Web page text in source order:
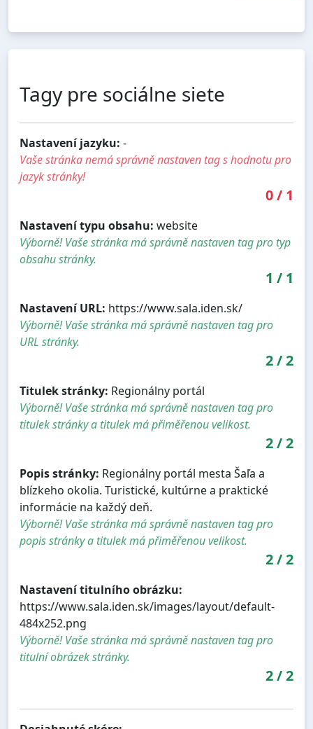
Tagy pre sociálne siete
Nastavení jazyku: -
Vaše stránka nemá správně nastaven tag s hodnotu pro
jazyk stránky!
0/ 1
Nastavení typu obsahu: website
Výborně! Vaše stránka má správně nastaven tag pro typ
obsahu stránky.
1 / 1
Nastavení URL: https://www.sala.iden.sk/
Výborně! Vaše stránka má správně nastaven tag pro
URL stránky.
2/2
Titulek stránky: Regionálny portál
Výborně! Vaše stránka má správně nastaven tag pro
titulek stránky a titulek má přiměřenou velikost.
2/2
Popis stránky: Regionálny portál mesta Šaľa a
blízkeho okolia. Turistické, kultúrne a praktické
informácie na každý deň.
Výborně! Vaše stránka má správně nastaven tag pro
popis stránky a titulek má přiměřenou velikost.
2/2
Nastavení titulního obrázku:
https://www.sala.iden.sk/images/layout/default-
484x252.png
Výborně! Vaše stránka má správně nastaven tag pro
titulní obrázek stránky.
2/2